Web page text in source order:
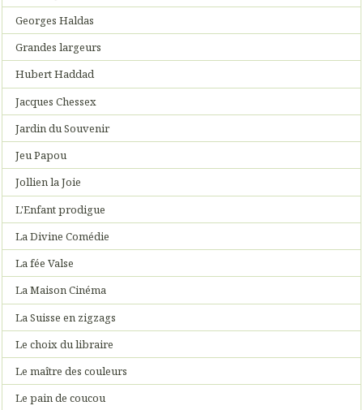
Georges Haldas
Grandes largeurs
Hubert Haddad
Jacques Chessex
Jardin du Souvenir
Jeu Papou
Jollien la Joie
L'Enfant prodigue
La Divine Comédie
La fée Valse
La Maison Cinéma
La Suisse en zigzags
Le choix du libraire
Le maître des couleurs
Le pain de coucou